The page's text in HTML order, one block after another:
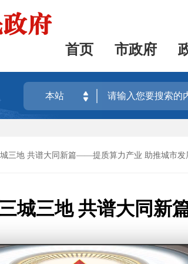
首页 市政府
本站
三地 共谱大同新篇——提质算力产业 助推城市发
城三地 共谱大同